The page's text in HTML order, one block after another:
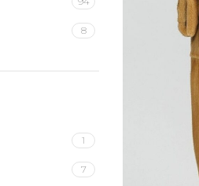
3
3
8
1
7